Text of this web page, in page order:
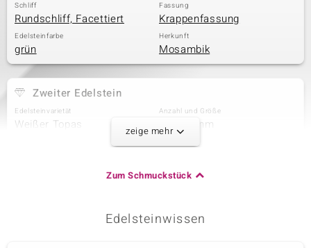
Schliff
Rundschliff, Facettiert
Fassung
Krappenfassung
Edelsteinfarbe
grün
Herkunft
Mosambik
Zweiter Edelstein
Edelsteinvarietät
Weißer Topas
Anzahl und Größe
8 à 1,4 mm
Herkunft
zeige mehr
Zum Schmuckstück
Edelsteinwissen